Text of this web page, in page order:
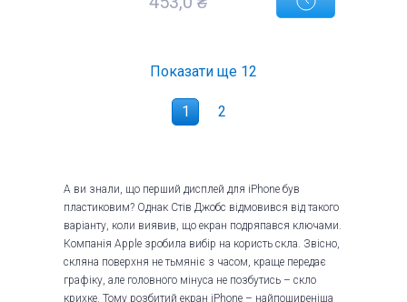
Показати ще 12
1 2
А ви знали, що перший дисплей для iPhone був
пластиковим? Однак Стів Джобс відмовився від такого
варіанту, коли виявив, що екран подряпався ключами.
Компанія Apple зробила вибір на користь скла. Звісно,
скляна поверхня не тьмяніє з часом, краще передає
графіку, але головного мінуса не позбутись – скло
крихке. Тому розбитий екран iPhone – найпоширеніша